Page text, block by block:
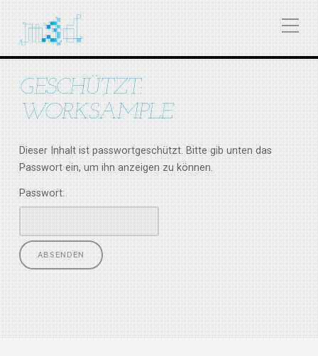
GESCHÜTZT:
WORKSAMPLE
Dieser Inhalt ist passwortgeschützt. Bitte gib unten das
Passwort ein, um ihn anzeigen zu können.
Passwort: